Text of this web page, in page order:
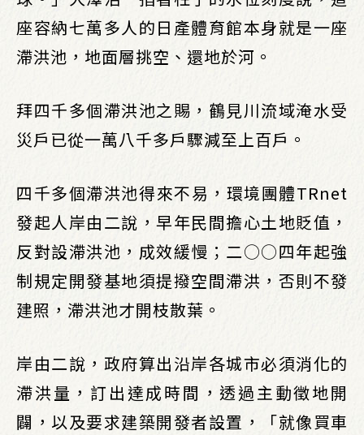
座容納七萬多人的日產體育館本身就是一座
滯洪池，地面層挑空、還地於河。
拜四千多個滯洪池之賜，鶴見川流域淹水受
災戶已從一萬八千多戶驟減至上百戶。
四千多個滯洪池得來不易，環境團體TRnet
發起人岸由二說，早年民間擔心土地貶值，
反對設滯洪池，成效緩慢；二○○四年起強
制規定開發基地須提撥空間滯洪，否則不發
建照，滯洪池才開枝散葉。
岸由二說，政府算出沿岸各城市必須消化的
滯洪量，訂出達成時間，透過主動徵地開
闢，以及要求建築開發者設置，「就像買車